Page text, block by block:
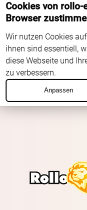
Cookies von
Browser
Wir nutzen Cookies
ihnen sind essentiell,
diese Webseite und
zu verbessern.
Anpassen